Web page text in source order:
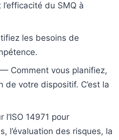
du SMQ à
les besoins de
— Comment vous planifiez,
votre dispositif. C’est la
14971 pour
l’évaluation des risques, la